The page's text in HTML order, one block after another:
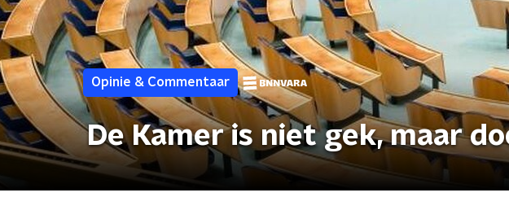
Opinie & Commentaar
De Kamer is niet gek, maar